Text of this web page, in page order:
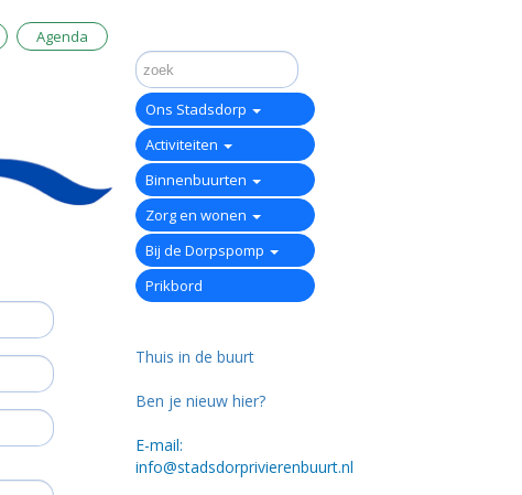
Agenda
Ons Stadsdorp
Activiteiten
Binnenbuurten
Zorg en wonen
Bij de Dorpspomp
Prikbord
Thuis in de buurt
Ben je nieuw hier?
E-mail:
info@stadsdorprivierenbuurt.nl